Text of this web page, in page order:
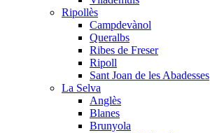
Ripollès
Campdevànol
Queralbs
Ribes de Freser
Ripoll
Sant Joan de les Abadesses
La Selva
Anglès
Blanes
Brunyola